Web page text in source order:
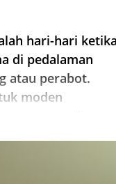
hari-hari ketika
di pedalaman
atau perabot.
moden